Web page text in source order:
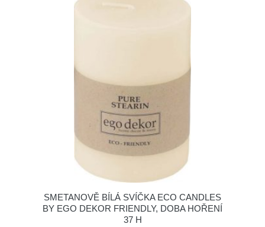
SMETANOVĚ BÍLÁ SVÍČKA ECO CANDLES
BY EGO DEKOR FRIENDLY, DOBA HOŘENÍ
37 H